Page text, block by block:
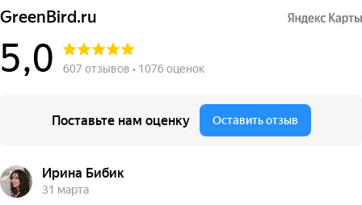
GreenBird.ru
5,0 607 отзывов • 1076 оценок
Поставьте нам оценку Оставить отзыв
Ирина Бибик
31 марта